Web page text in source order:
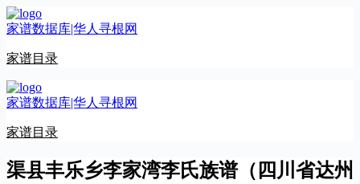
跳
至
容
家谱数据库|华人寻根网
家谱目录
家谱数据库|华人寻根网
家谱目录
渠县丰乐乡李家湾李氏族谱（四川省达州